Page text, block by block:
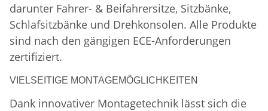
darunter Fahrer- & Beifahrersitze, Sitzbänke,
Schlafsitzbänke und Drehkonsolen. Alle Produkte
sind nach den gängigen ECE-Anforderungen
zertifiziert.
VIELSEITIGE MONTAGEMÖGLICHKEITEN
Dank innovativer Montagetechnik lässt sich die